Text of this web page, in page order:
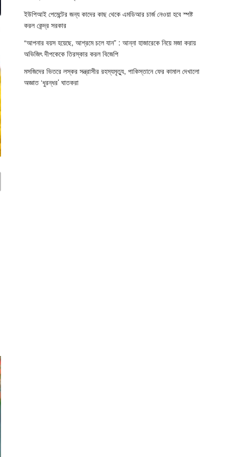
ইউপিআই পেমেন্টের জন্য কাদের কাছ থেকে এমডিআর চার্জ নেওয়া হবে স্পষ্ট
করল কেন্দ্র সরকার
“আপনার বয়স হয়েছে, আশ্রমে চলে যান” : আন্না হাজারেকে নিয়ে মজা করায়
অভিজিৎ দীপকেকে তিরস্কার করল বিজেপি
মসজিদের ভিতরে লস্কর সন্ত্রাসীর রহস্যমৃত্যু, পাকিস্তানে ফের কামাল দেখালো
অজ্ঞাত ‘ধুরন্ধর’ ঘাতকরা